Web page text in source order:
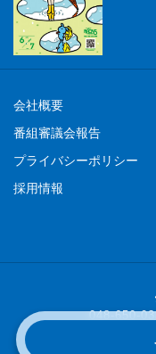
会社概要
番組審議会報告
プライバシーポリシー
採用情報
048-650-
Copyright ©